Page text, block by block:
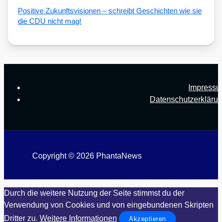
Posi­ti­ve Zukunfts­vi­sio­nen – schreibt Geschich­ten wie sie
die CDU nicht mag!
Copyright © 2026 PhantaNews
Durch die weitere Nutzung der Seite stimmst du der
Verwendung von Cookies und von eingebundenen Skripten
Dritter zu. Weitere Informationen Akzeptieren